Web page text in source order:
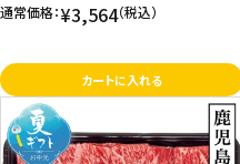
通常価格：¥3,564（税込）
カートに入れる